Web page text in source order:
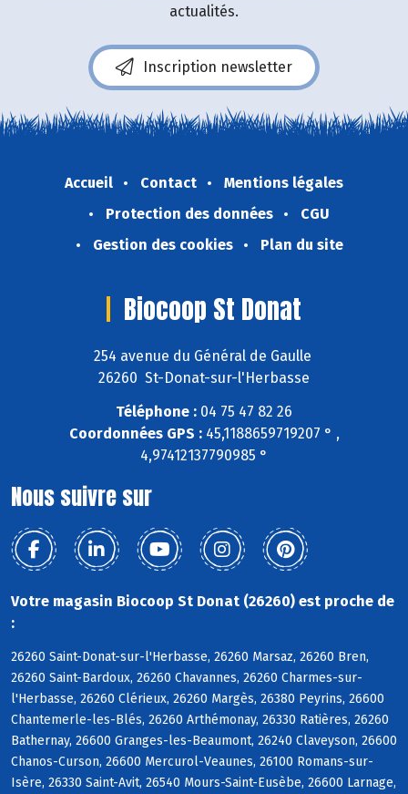
actualités.
Inscription newsletter
Accueil Contact
Mentions légales
Protection des données
CGU
Gestion des cookies
Plan du site
Biocoop St Donat
254 avenue du Général de Gaulle
26260 St-Donat-sur-l'Herbasse
Téléphone : 04 75 47 82 26
Coordonnées GPS :45,1188659719207 ° ,
4,97412137790985 °
Nous suivre sur
Votre magasin Biocoop St Donat (26260) est proche de
:
26260 Saint-Donat-sur-l'Herbasse, 26260 Marsaz, 26260 Bren,
26260 Saint-Bardoux, 26260 Chavannes, 26260 Charmes-sur-
l'Herbasse, 26260 Clérieux, 26260 Margès, 26380 Peyrins, 26600
Chantemerle-les-Blés, 26260 Arthémonay, 26330 Ratières, 26260
Bathernay, 26600 Granges-les-Beaumont, 26240 Claveyson, 26600
Chanos-Curson, 26600 Mercurol-Veaunes, 26100 Romans-sur-
Isère, 26330 Saint-Avit, 26540 Mours-Saint-Eusèbe, 26600 Larnage,